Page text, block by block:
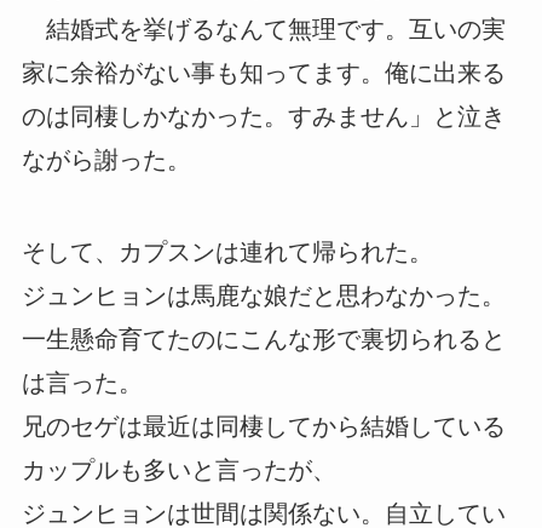
結婚式を挙げるなんて無理です。互いの実
家に余裕がない事も知ってます。俺に出来る
のは同棲しかなかった。すみません」と泣き
ながら謝った。
そして、カプスンは連れて帰られた。
ジュンヒョンは馬鹿な娘だと思わなかった。
一生懸命育てたのにこんな形で裏切られると
は言った。
兄のセゲは最近は同棲してから結婚している
カップルも多いと言ったが、
ジュンヒョンは世間は関係ない。自立してい